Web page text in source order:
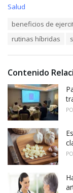
C
i
s
Salud
beneficios de
rutinas híbridas
Contenido